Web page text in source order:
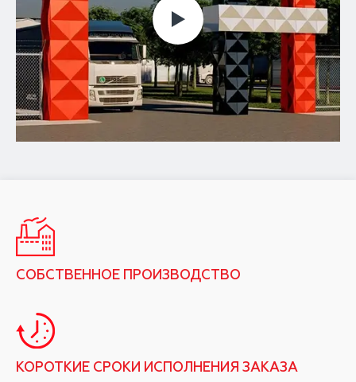
СОБСТВЕННОЕ ПРОИЗВОДСТВО
КОРОТКИЕ СРОКИ ИСПОЛНЕНИЯ ЗАКАЗА